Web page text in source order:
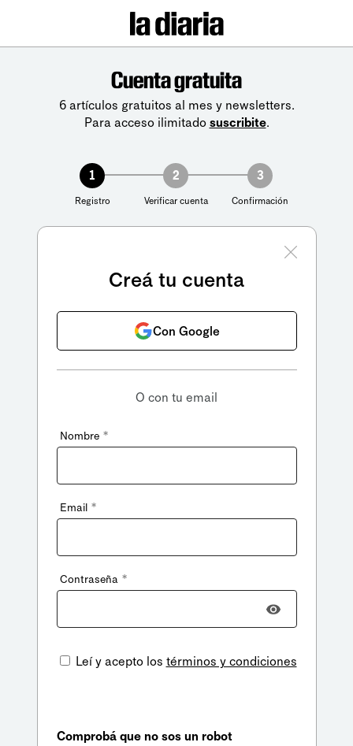
Cuenta gratuita
6 artículos gratuitos al mes y newsletters.
Para acceso ilimitado suscribite.
1
Registro
2
Verificar cuenta
3
Confirmación
Creá tu cuenta
Con Google
O con tu email
Nombre *
Email *
Contraseña *
Leí y acepto los términos y condiciones
Comprobá que no sos un robot